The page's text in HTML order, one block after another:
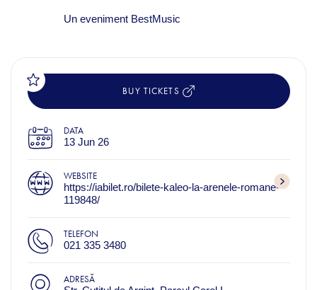
Un eveniment BestMusic
BUY TICKETS
DATA
13 Jun 26
WEBSITE
https://iabilet.ro/bilete-kaleo-la-arenele-romane-
119848/
TELEFON
021 335 3480
ADRESĂ